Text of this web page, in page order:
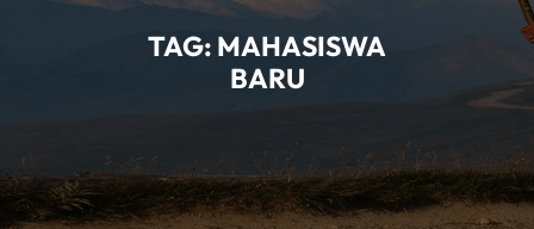
TAG: MAHASISWA
BARU